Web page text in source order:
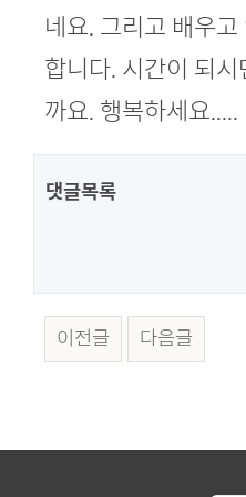
네요. 그리고 배우
합니다. 시간이 되
까요. 행복하세요.....
댓글목록
이전글 다음글